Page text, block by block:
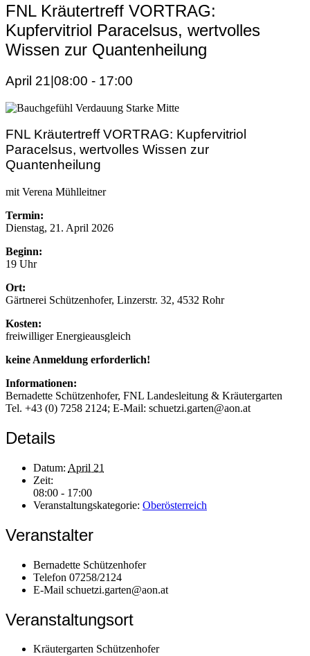
FNL Kräutertreff VORTRAG:
Kupfervitriol Paracelsus, wertvolles
Wissen zur Quantenheilung
April 21|08:00 - 17:00
FNL Kräutertreff VORTRAG: Kupfervitriol
Paracelsus, wertvolles Wissen zur
Quantenheilung
mit Verena Mühlleitner
Termin:
Dienstag, 21. April 2026
Beginn:
19 Uhr
Ort:
Gärtnerei Schützenhofer, Linzerstr. 32, 4532 Rohr
Kosten:
freiwilliger Energieausgleich
keine Anmeldung erforderlich!
Informationen:
Bernadette Schützenhofer, FNL Landesleitung & Kräutergarten
Tel. +43 (0) 7258 2124; E-Mail: schuetzi.garten@aon.at
Details
Datum: April 21
Zeit:
08:00 - 17:00
Veranstaltungskategorie: Oberösterreich
Veranstalter
Bernadette Schützenhofer
Telefon 07258/2124
E-Mail schuetzi.garten@aon.at
Veranstaltungsort
Kräutergarten Schützenhofer